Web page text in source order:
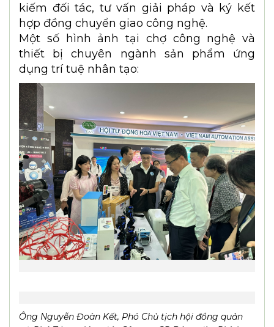
kiếm đối tác, tư vấn giải pháp và ký kết
hợp đồng chuyển giao công nghệ.
Một số hình ảnh tại chợ công nghệ và
thiết bị chuyên ngành sản phẩm ứng
dụng trí tuệ nhân tạo: